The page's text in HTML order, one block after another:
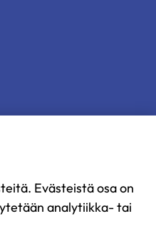
Evästeistä osa on
analytiikka- tai